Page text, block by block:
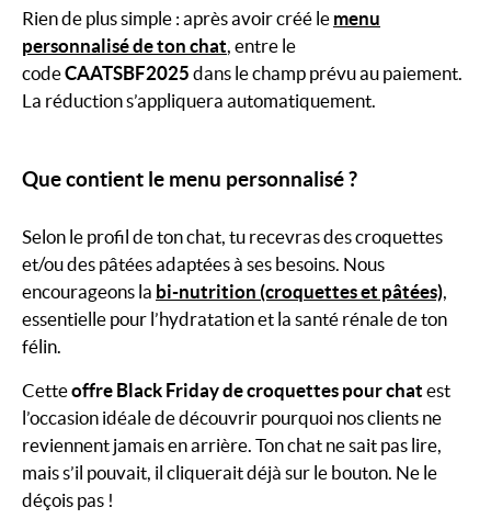
Rien de plus simple : après avoir créé le menu
personnalisé de ton chat, entre le
codeCAATSBF2025 dans le champ prévu au paiement.
La réduction s’appliquera automatiquement.
Que contient le menu personnalisé ?
Selon le profil de ton chat, tu recevras des croquettes
et/ou des pâtées adaptées à ses besoins. Nous
encourageons la bi-nutrition (croquettes et pâtées),
essentielle pour l’hydratation et la santé rénale de ton
félin.
Cetteoffre Black Friday de croquettes pour chat est
l’occasion idéale de découvrir pourquoi nos clients ne
reviennent jamais en arrière. Ton chat ne sait pas lire,
mais s’il pouvait, il cliquerait déjà sur le bouton. Ne le
déçois pas !